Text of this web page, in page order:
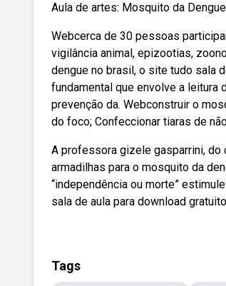
Aula de artes: Mosquito da
Webcerca de 30 pessoas
vigilância animal, epizootias,
dengue no brasil, o site tudo sala
fundamental que envolve a
prevenção da. Webconstruir o
do foco; Confeccionar tiaras de
A professora gizele gasparrini, do
armadilhas para o mosquito da
“independência ou morte”
sala de aula para download
Tags